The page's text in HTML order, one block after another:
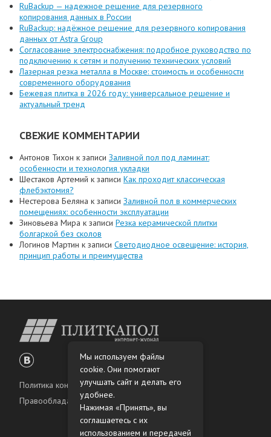
RuBackup — надежное решение для резервного
копирования данных в России
RuBackup: надёжное решение для резервного копирования
данных от Astra Group
Согласование электроснабжения: подробное руководство по
подключению к сетям и получению технических условий
Лазерная резка металла в Москве: стоимость и особенности
современного оборудования
Бежевая плитка в 2026 году: универсальное решение и
актуальный тренд
СВЕЖИЕ КОММЕНТАРИИ
Антонов Тихон к записи Заливной пол под ламинат:
особенности и технология укладки
Шестаков Артемий к записи Как проходит классическая
флебэктомия?
Нестерова Беляна к записи Заливной пол в коммерческих
помещениях: особенности эксплуатации
Зиновьева Мира к записи Резка керамической плитки
болгаркой без сколов
Логинов Мартин к записи Светодиодное освещение: история,
принцип работы и преимущества
Политика конфиденциальности
Правообладателям
Мы используем файлы
cookie. Они помогают
улучшать сайт и делать его
удобнее.
Нажимая «Принять», вы
соглашаетесь с их
использованием и передачей